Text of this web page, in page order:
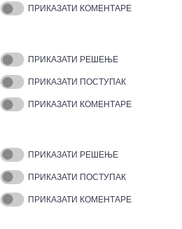
ПРИКАЗАТИ КОМЕНТАРЕ
ПРИКАЗАТИ РЕШЕЊЕ
ПРИКАЗАТИ ПОСТУПАК
ПРИКАЗАТИ КОМЕНТАРЕ
ПРИКАЗАТИ РЕШЕЊЕ
ПРИКАЗАТИ ПОСТУПАК
ПРИКАЗАТИ КОМЕНТАРЕ